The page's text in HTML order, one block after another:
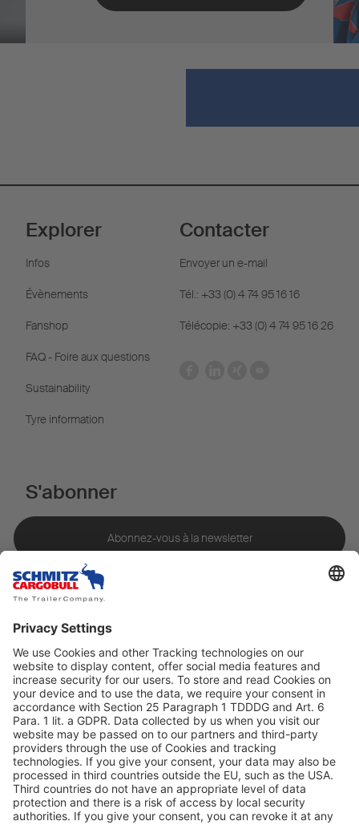
Explorer
Infos
Évènements
Fanshop
FAQ - Foire aux questions
Sustainability
Tyre information
Contacter
Envoyer un e-mail
Tél.: +33 (0) 4 74 95 16 16
Télécopie: +33 (0) 4 74 95 16 26
S'abonner